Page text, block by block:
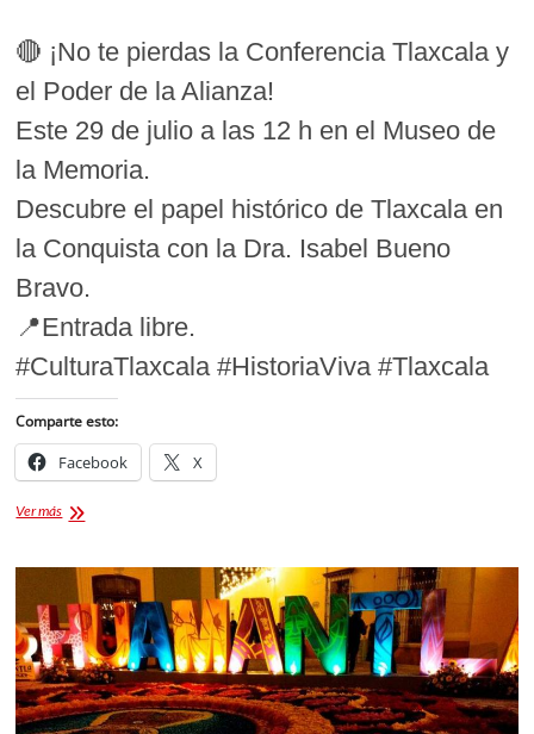
🔴 ¡No te pierdas la Conferencia Tlaxcala y
el Poder de la Alianza!
Este 29 de julio a las 12 h en el Museo de
la Memoria.
Descubre el papel histórico de Tlaxcala en
la Conquista con la Dra. Isabel Bueno
Bravo.
📍Entrada libre.
#CulturaTlaxcala #HistoriaViva #Tlaxcala
Comparte esto:
Facebook X
Ver másConferencia
Poder
de
la
Alianza